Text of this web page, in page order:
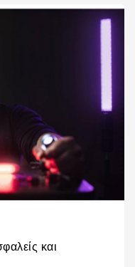
και